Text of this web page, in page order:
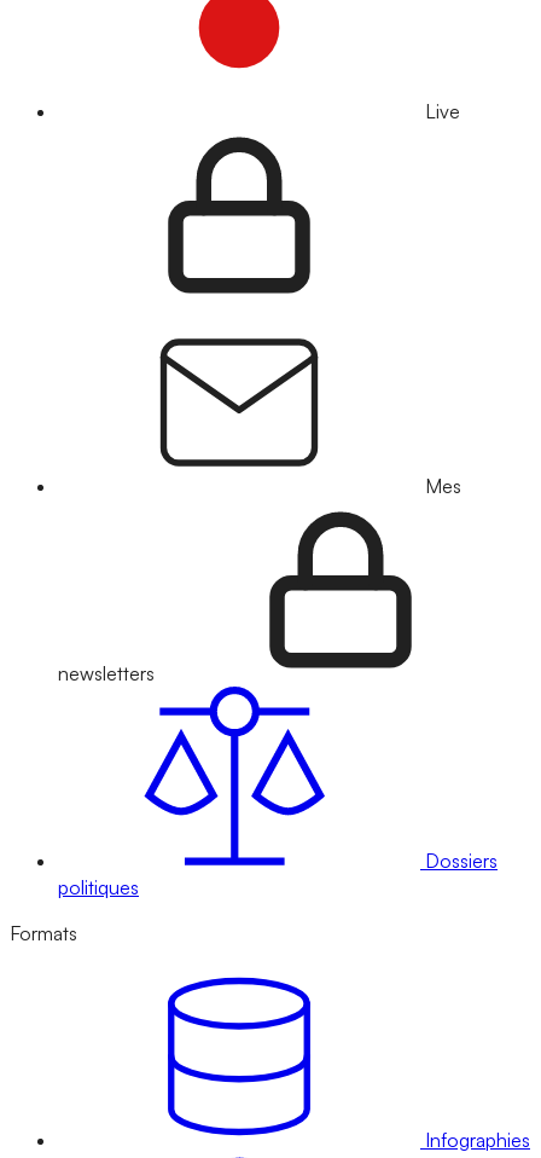
Live
Mes
newsletters
Dossiers
politiques
Formats
Infographies